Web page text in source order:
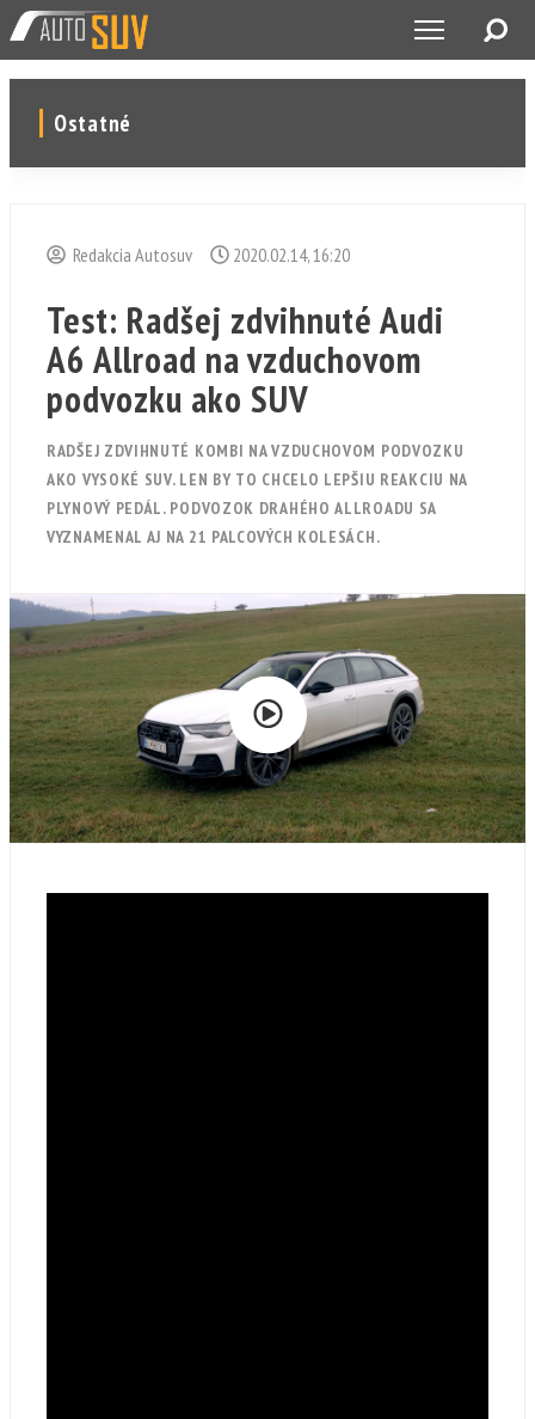
Ostatné
Redakcia Autosuv 2020.02.14, 16:20
Test: Radšej zdvihnuté Audi
A6 Allroad na vzduchovom
podvozku ako SUV
RADŠEJ ZDVIHNUTÉ KOMBI NA VZDUCHOVOM PODVOZKU
AKO VYSOKÉ SUV. LEN BY TO CHCELO LEPŠIU REAKCIU NA
PLYNOVÝ PEDÁL. PODVOZOK DRAHÉHO ALLROADU SA
VYZNAMENAL AJ NA 21 PALCOVÝCH KOLESÁCH.